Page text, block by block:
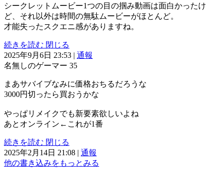
シークレットムービー1つの目の掴み動画は面白かったけ
ど、それ以外は時間の無駄ムービーがほとんど。
才能失ったスクエニ感がありますね。
続きを読む 閉じる
2025年9月6日 23:53 | 通報
名無しのゲーマー 35
まあサバイブなみに価格おちるだろうな
3000円切ったら買おうかな
やっぱリメイクでも新要素欲しいよね
あとオンライン←これが1番
続きを読む 閉じる
2025年2月14日 21:08 | 通報
他の書き込みをもっとみる